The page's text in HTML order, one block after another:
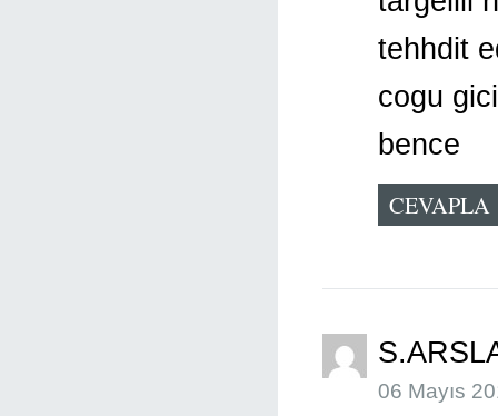
tehhdit
cogu
bence
CEVAPLA
06 Mayıs